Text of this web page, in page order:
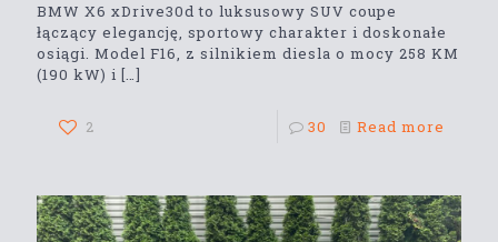
BMW X6 xDrive30d to luksusowy SUV coupe
łączący elegancję, sportowy charakter i doskonałe
osiągi. Model F16, z silnikiem diesla o mocy 258 KM
(190 kW) i […]
2 30 Read more